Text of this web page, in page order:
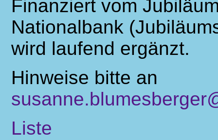
Finanziert vom
Nationalbank
wird laufend ergänzt.
Hinweise bitte an
Liste